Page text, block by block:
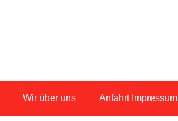
Wir über uns Anfahrt Impressum